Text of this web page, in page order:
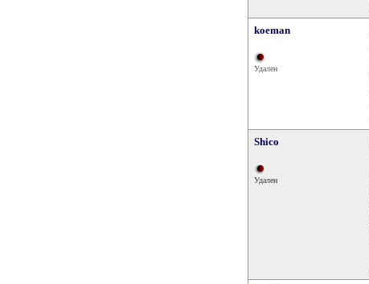
koeman
Удален
Shico
Удален